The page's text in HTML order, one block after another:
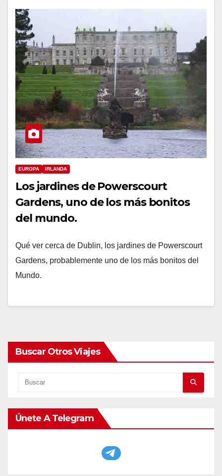
EUROPA IRLANDA
Los jardines de Powerscourt
Gardens, uno de los más bonitos
del mundo.
Qué ver cerca de Dublin, los jardines de Powerscourt
Gardens, probablemente uno de los más bonitos del
Mundo.
Buscar Otros Viajes
Únete A Telegram